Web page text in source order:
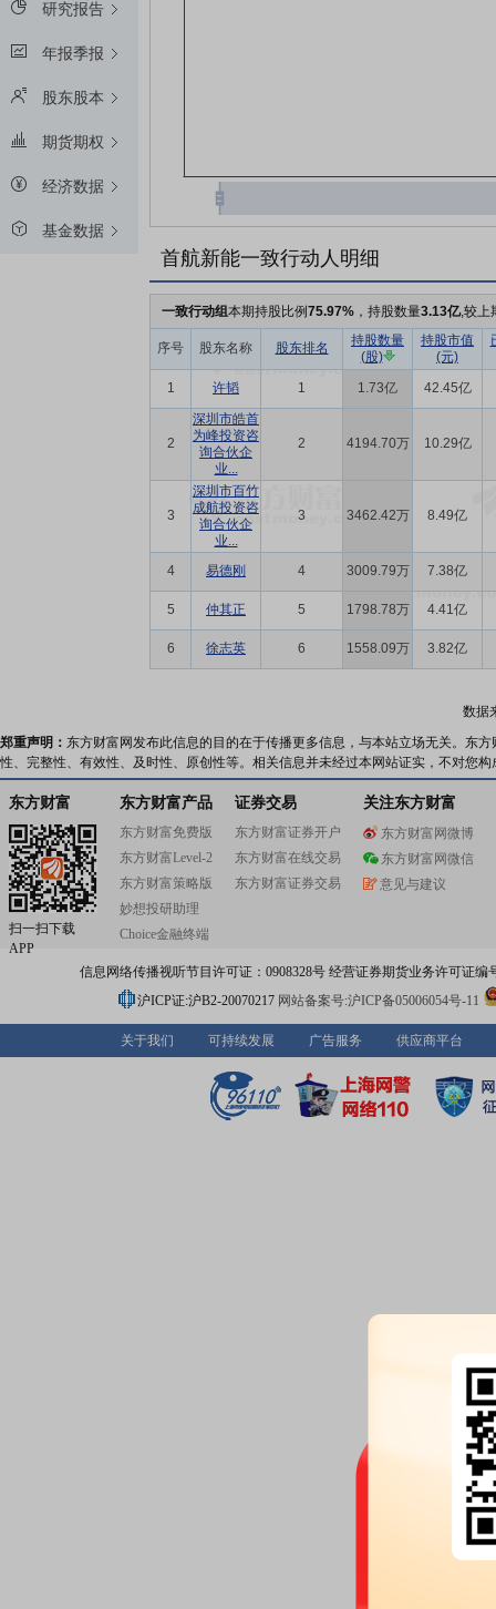
研究报告
年报季报
股东股本
期货期权
经济数据
基金数据
首航新能一致行动人明细
一致行动组本期持股比例75.97% ，持股数量3.13亿,较上
序号 股东名称 股东排名
持股数量
(股)
持股市值
(元)
1 许韬 1 1.73亿 42.45亿
2
深圳市皓首
为峰投资咨
询合伙企
业...
2 4194.70万 10.29亿
3
深圳市百竹
成航投资咨
询合伙企
业...
3 3462.42万 8.49亿
4 易德刚 4 3009.79万 7.38亿
5 仲其正 5 1798.78万 4.41亿
6 徐志英 6 1558.09万 3.82亿
数据
郑重声明： 东方财富网发布此信息的目的在于传播更多信息，与本站立场无关。东
性、完整性、有效性、及时性、原创性等。相关信息并未经过本网站证实，不对您
东方财富
扫一扫下载
APP
东方财富产品
东方财富免费版
东方财富Level-2
东方财富策略版
妙想投研助理
Choice金融终端
证券交易
东方财富证券开户
东方财富在线交易
东方财富证券交易
关注东方财富
东方财富网微博
东方财富网微信
意见与建议
信息网络传播视听节目许可证：0908328号 经营证券期货业务许可证编
沪ICP证:沪B2-20070217 网站备案号:沪ICP备05006054号-11
关于我们 可持续发展 广告服务 供应商平台